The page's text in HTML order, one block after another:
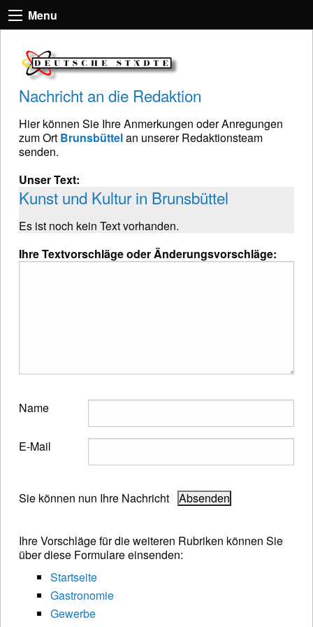
Menu
Nachricht an die Redaktion
Hier können Sie Ihre Anmerkungen oder Anregungen
zum Ort Brunsbüttelan unserer Redaktionsteam
senden.
Unser Text:
Kunst und Kultur in Brunsbüttel
Es ist noch kein Text vorhanden.
Ihre Textvorschläge oder Änderungsvorschläge:
Name
E-Mail
Sie können nun Ihre Nachricht
Ihre Vorschläge für die weiteren Rubriken können Sie
über diese Formulare einsenden:
Startseite
Gastronomie
Gewerbe